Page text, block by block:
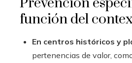
función del
En centros históricos y
pertenencias de valor,